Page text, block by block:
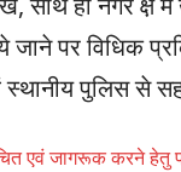
जाने पर विधिक
पुलिस से
एवं जागरूक करने हेतु